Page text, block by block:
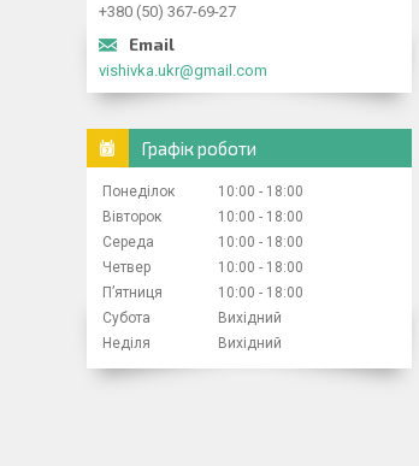
+380 (50) 367-69-27
vishivka.ukr@gmail.com
Графік роботи
Понеділок 10:00
18:00
Вівторок
10:00
18:00
Середа
10:00
18:00
Четвер
10:00
18:00
Пʼятниця
10:00
18:00
Субота
Вихідний
Неділя
Вихідний